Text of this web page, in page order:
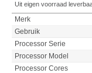
Uit eigen voorraad
Merk
Gebruik
Processor Serie
Processor Model
Processor Cores